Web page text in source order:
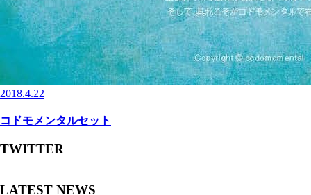
2018.4.22
コドモメンタルセット
TWITTER
LATEST NEWS